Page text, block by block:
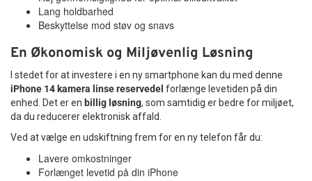
Lang holdbarhed
Beskyttelse mod støv og snavs
En Økonomisk og Miljøvenlig Løsning
I stedet for at investere i en ny smartphone kan du med denne
iPhone 14 kamera linse reservedel forlænge levetiden på din
enhed. Det er en billig løsning, som samtidig er bedre for miljøet,
da du reducerer elektronisk affald.
Ved at vælge en udskiftning frem for en ny telefon får du:
Lavere omkostninger
Forlænget levetid på din iPhone